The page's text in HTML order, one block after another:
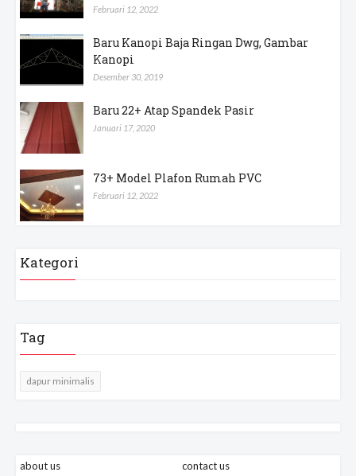
Februari 12, 2022
Baru Kanopi Baja Ringan Dwg, Gambar
Kanopi
Desember 30, 2019
Baru 22+ Atap Spandek Pasir
Januari 17, 2020
73+ Model Plafon Rumah PVC
Februari 12, 2022
Kategori
Tag
dapur minimalis
about us
contact us